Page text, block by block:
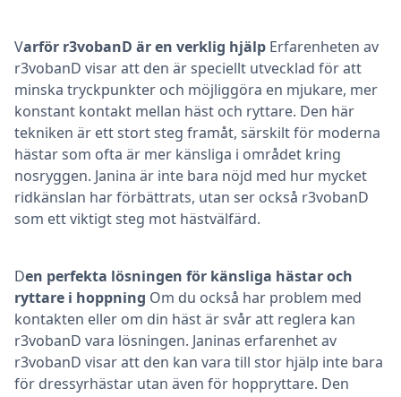
Varför r3vobanD är en verklig hjälp Erfarenheten av
r3vobanD visar att den är speciellt utvecklad för att
minska tryckpunkter och möjliggöra en mjukare, mer
konstant kontakt mellan häst och ryttare. Den här
tekniken är ett stort steg framåt, särskilt för moderna
hästar som ofta är mer känsliga i området kring
nosryggen. Janina är inte bara nöjd med hur mycket
ridkänslan har förbättrats, utan ser också r3vobanD
som ett viktigt steg mot hästvälfärd.
Den perfekta lösningen för känsliga hästar och
ryttare i hoppning Om du också har problem med
kontakten eller om din häst är svår att reglera kan
r3vobanD vara lösningen. Janinas erfarenhet av
r3vobanD visar att den kan vara till stor hjälp inte bara
för dressyrhästar utan även för hoppryttare. Den